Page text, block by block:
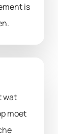
is
wat
moet